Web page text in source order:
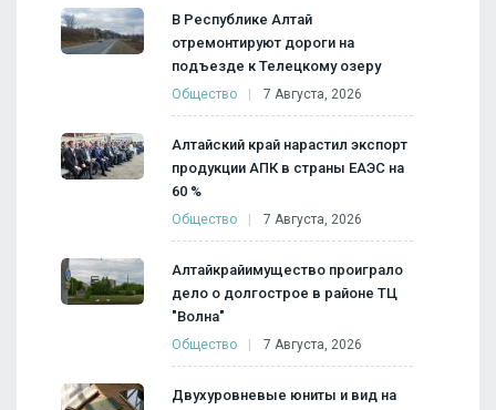
В Республике Алтай
отремонтируют дороги на
подъезде к Телецкому озеру
Общество 7 Августа, 2026
Алтайский край нарастил экспорт
продукции АПК в страны ЕАЭС на
60 %
Общество 7 Августа, 2026
Алтайкрайимущество проиграло
дело о долгострое в районе ТЦ
"Волна"
Общество 7 Августа, 2026
Двухуровневые юниты и вид на